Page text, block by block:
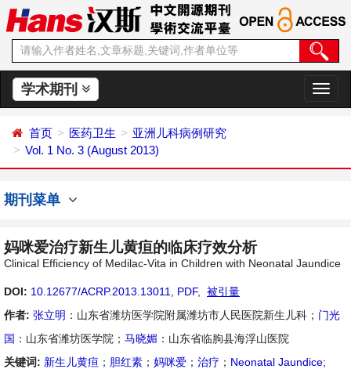
学术期刊
切
换
首页 医药卫生
亚洲儿科病例研究
Vol. 1 No. 3 (August 2013)
期刊菜单
妈咪爱治疗新生儿黄疸的临床疗效分析
Clinical Efficiency of Medilac-Vita in Children with Neonatal Jaundice
DOI: 10.12677/ACRP.2013.13011 PDF,
被引量
作者: 张立明 ：山东省潍坊医学院附属潍坊市人民医院新生儿科； 门光
国 ：山东省潍坊医学院； 马晓媚 ：山东省临朐县海浮山医院
关键词: 新生儿黄疸 ； 胆红素 ； 妈咪爱 ； 治疗 ； Neonatal Jaundice;